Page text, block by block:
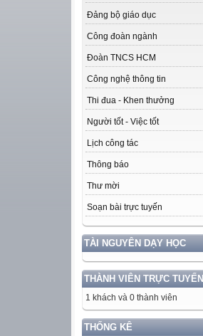
Đảng bộ giáo dục
Công đoàn ngành
Đoàn TNCS HCM
Công nghệ thông tin
Thi đua - Khen thưởng
Người tốt - Việc tốt
Lịch công tác
Thông báo
Thư mời
Soạn bài trực tuyến
TÀI NGUYÊN DẠY HỌC
THÀNH VIÊN TRỰC TUYẾN
1 khách và 0 thành viên
THỐNG KÊ